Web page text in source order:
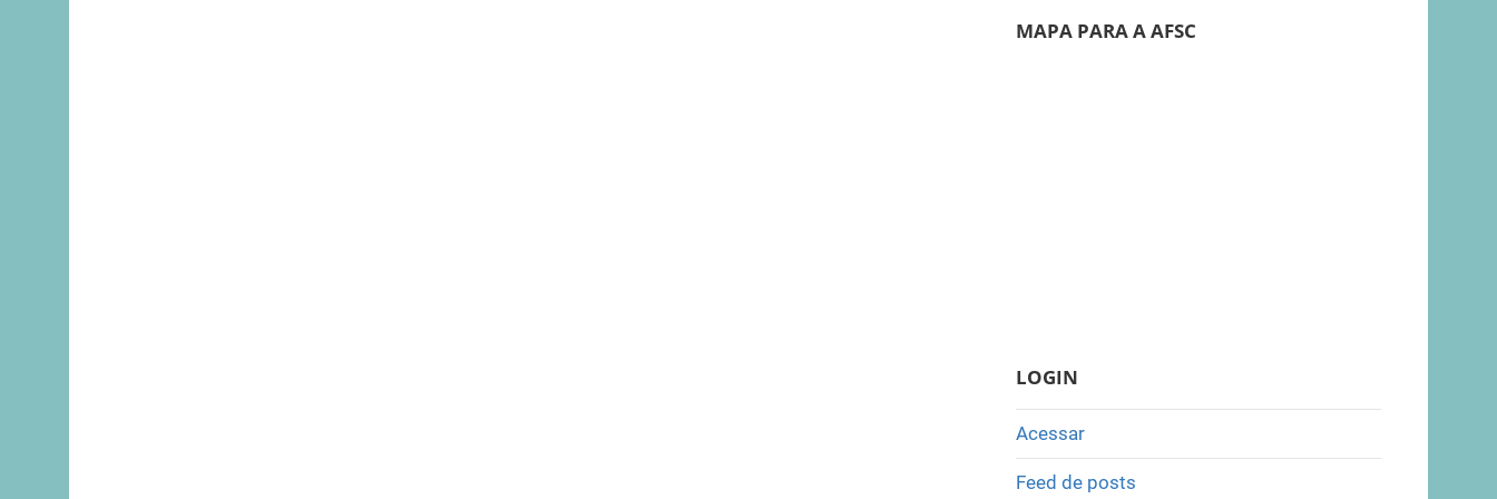
MAPA PARA A AFSC
LOGIN
Acessar
Feed de posts